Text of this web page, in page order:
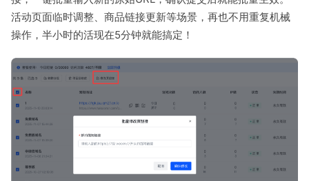
活动页面临时调整、商品链接更新等场景，再也不用重复机械
操作，半小时的活现在5分钟就能搞定！